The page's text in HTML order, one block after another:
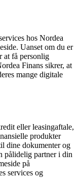
hos Nordea
Uanset om du er
at få personlig
Finans sikrer, at
mange digitale
eller leasingaftale,
produkter
dine dokumenter og
pålidelig partner i din
på
services og